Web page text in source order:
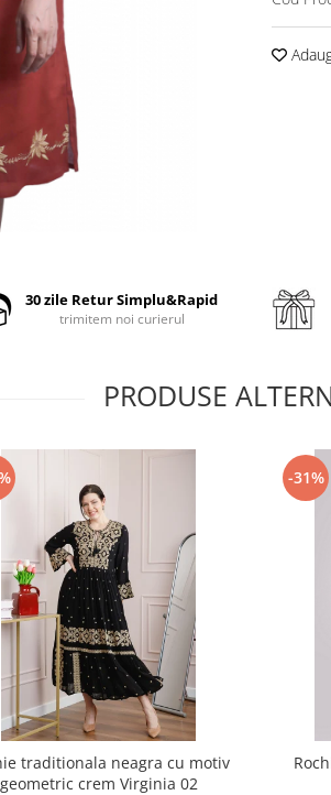
30 zile Retur Simplu&Rapid
trimitem noi curierul
PRODUSE
traditionala neagra cu motiv
geometric crem Virginia 02
-31%